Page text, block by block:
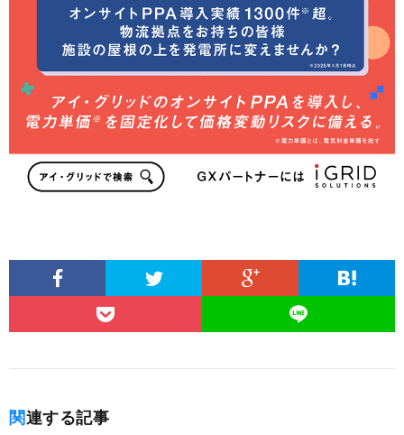
関連する記事